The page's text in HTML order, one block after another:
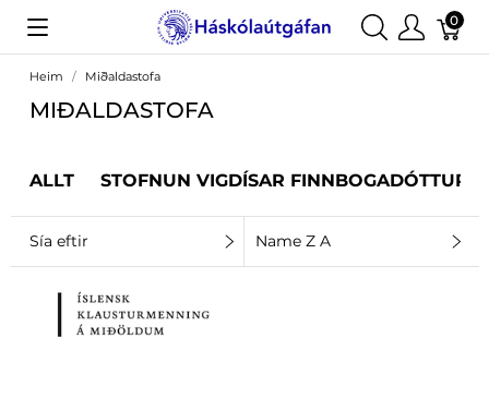
0
Heim Miðaldastofa
MIÐALDASTOFA
ALLT STOFNUN VIGDÍSAR FINNBOGADÓTTUR
Sía eftir Name Z A